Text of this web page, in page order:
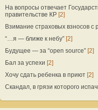
На вопросы отвечает
правительстве КР [2]
Взимание страховых взносов
“…я — ближе к небу” [2]
Будущее — за “open source” [2]
Бал за успехи [2]
Хочу сдать ребенка в приют [2]
Скандал, в грязи которого